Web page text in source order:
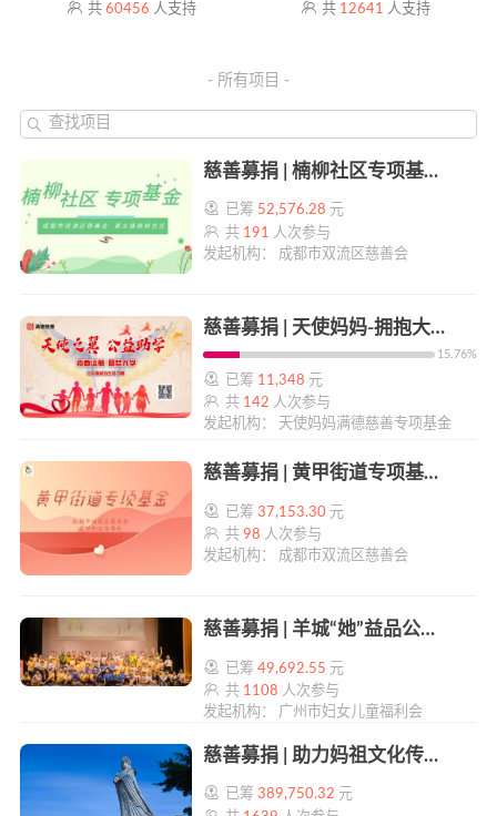
共 60456 人支持 共 12641 人支持
- 所有项目 -
查找项目
慈善募捐 | 楠柳社区专项基金 | 帮帮公益
已筹 52,576.28 元
共 191
人次参与
发起机构： 成都市双流区慈善会
慈善募捐 | 天使妈妈-拥抱大山角落的孩子 | 帮帮公益
15.76%
已筹 11,348 元
共 142 人次参与
发起机构： 天使妈妈满德慈善专项基金
慈善募捐 | 黄甲街道专项基金 | 帮帮公益
已筹37,153.30 元
共98 人次参与
发起机构： 成都市双流区慈善会
慈善募捐 | 羊城“她”益品公益计划 | 帮帮公益
已筹49,692.55 元
共 1108 人次参与
发起机构： 广州市妇女儿童福利会
慈善募捐 | 助力妈祖文化传播 | 帮帮公益
已筹389,750.32 元